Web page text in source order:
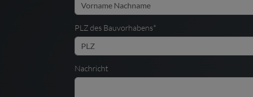
PLZ des Bauvorhabens*
Nachricht